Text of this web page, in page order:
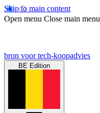
Skip to main content
Open menu Close main menu
bron voor tech-koopadvies
BE Edition